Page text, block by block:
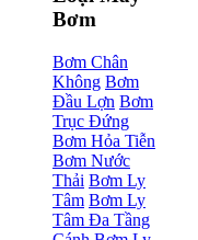
Bơm
Bơm Chân
Không Bơm
Đầu Lợn Bơm
Trục Đứng
Bơm Hỏa Tiễn
Bơm Nước
Thải Bơm Ly
Tâm Bơm Ly
Tâm Đa Tầng